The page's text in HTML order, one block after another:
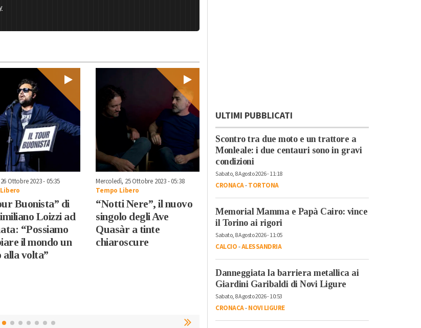
Ottobre 2023 - 05:35
Buonista” di
Loizzi ad
“Possiamo
il mondo un
alla volta”
Mercoledì, 25 Ottobre 2023 - 05:38
Tempo Libero
“Notti Nere”, il nuovo
singolo degli Ave
Quasàr a tinte
chiaroscure
Lunedì, 23 Ottobre 2023 - 07:37
Tempo Libero
Rivarone: all’ultima
curva vince il rione
Castello
A Torino dal 22
ottobre l’arte
ULTIMI PUBBLICATI
Scontro tra due moto e un trattore a
Monleale: i due centauri sono in gravi
condizioni
Sabato, 8 Agosto 2026 - 11:18
CRONACA-TORTONA
Memorial Mamma e Papà Cairo: vince
il Torino ai rigori
Sabato, 8 Agosto 2026 - 11:05
CALCIO-ALESSANDRIA
Danneggiata la barriera metallica ai
Giardini Garibaldi di Novi Ligure
Sabato, 8 Agosto 2026 - 10:53
CRONACA-NOVI LIGURE